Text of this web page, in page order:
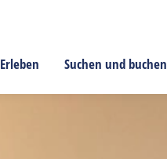
Erleben Suchen und buchen